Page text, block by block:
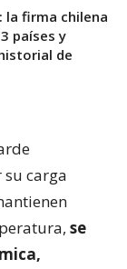
la firma chilena
países y
de
carga
se